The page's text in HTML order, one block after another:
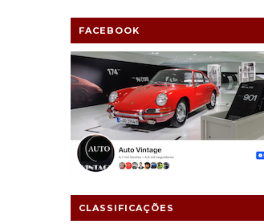
FACEBOOK
CLASSIFICAÇÕES